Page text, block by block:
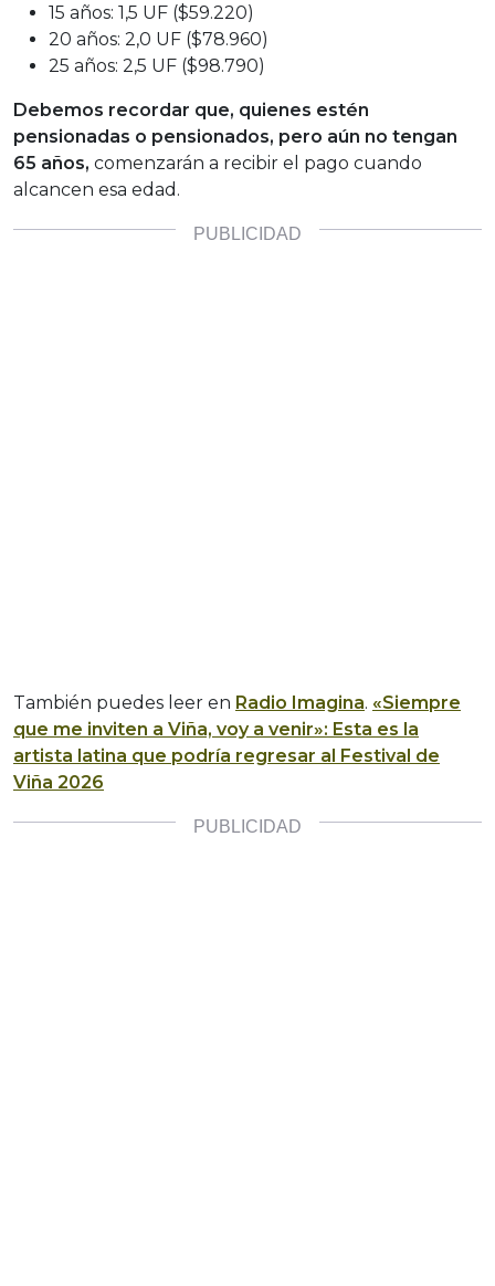
15 años: 1,5 UF ($59.220)
20 años: 2,0 UF ($78.960)
25 años: 2,5 UF ($98.790)
Debemos recordar que, quienes estén
pensionadas o pensionados, pero aún no tengan
65 años, comenzarán a recibir el pago cuando
alcancen esa edad.
También puedes leer en Radio Imagina. «Siempre
que me inviten a Viña, voy a venir»: Esta es la
artista latina que podría regresar al Festival de
Viña 2026